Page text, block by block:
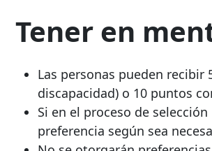
Tener en
Las personas pueden recibir
discapacidad) o 10 puntos
Si en el proceso de
preferencia según sea